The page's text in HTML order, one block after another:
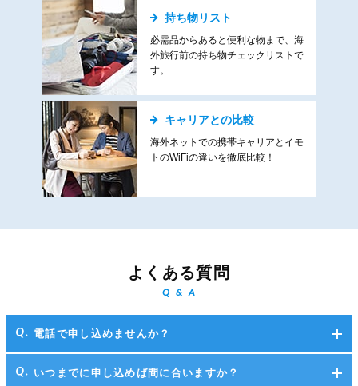
持ち物リスト
必需品からあると便利な物まで、海
外旅行前の持ち物チェックリストで
す。
キャリアとの比較
海外ネットでの携帯キャリアとイモ
トのWiFiの違いを徹底比較！
よくある質問
Q & A
電話で申し込めませんか？
いつまでに申し込めば間に合いますか？